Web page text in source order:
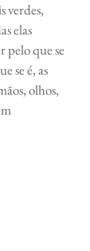
verdes,
elas
pelo que se
se é, as
olhos,